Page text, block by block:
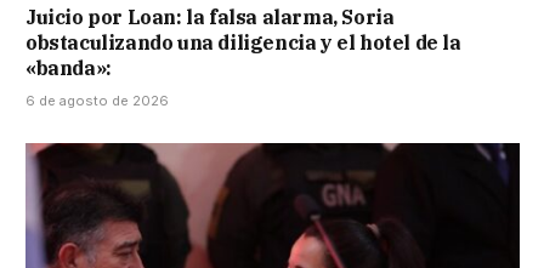
Juicio por Loan: la falsa alarma, Soria
obstaculizando una diligencia y el hotel de la
«banda»:
6 de agosto de 2026